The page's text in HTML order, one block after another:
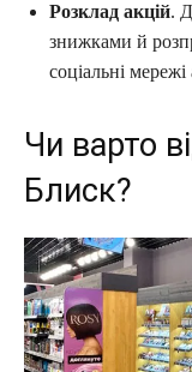
Розклад акцій.
знижками й
соціальні
Чи варто
Блиск?